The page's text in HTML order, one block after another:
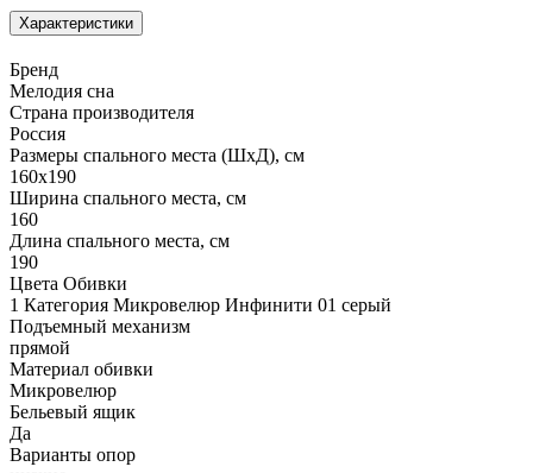
Характеристики
Бренд
Мелодия сна
Страна производителя
Россия
Размеры спального места (ШхД), см
160х190
Ширина спального места, см
160
Длина спального места, см
190
Цвета Обивки
1 Категория Микровелюр Инфинити 01 серый
Подъемный механизм
прямой
Материал обивки
Микровелюр
Бельевый ящик
Да
Варианты опор